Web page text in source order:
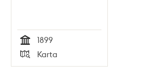
Tid
1899
Typ
Karta